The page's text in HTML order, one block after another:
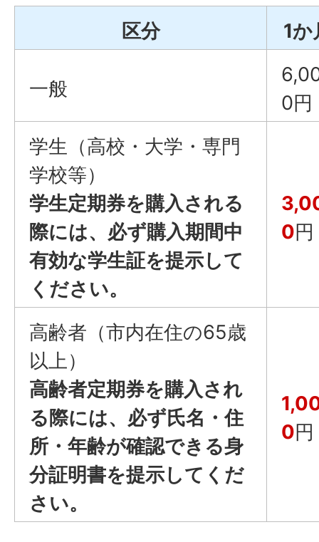
区分
1か
一般
0円
学生（高校・大学・専門
学校等）
学生定期券を購入される
際には、必ず購入期間中
有効な学生証を提示して
ください。
0円
高齢者（市内在住の65歳
以上）
高齢者定期券を購入され
る際には、必ず氏名・住
所・年齢が確認できる身
分証明書を提示してくだ
さい。
0円